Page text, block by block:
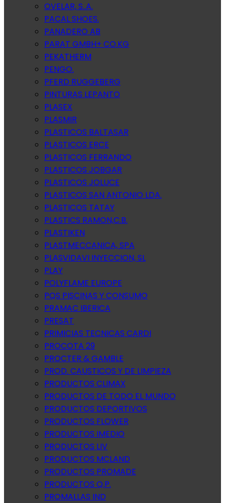
OVELAR, S..A.
PACAL SHOES.
PANADERO AB
PARAT GMBH+ CO.KG
PEKATHERM
PENGO.
PFERD RUGGEBERG
PINTURAS LEPANTO
PLASEX
PLASMIR
PLASTICOS BALTASAR
PLASTICOS ERCE
PLASTICOS FERRANDO
PLASTICOS JOBGAR
PLASTICOS JOLUCE
PLASTICOS SAN ANTONIO LDA.
PLASTICOS TATAY
PLASTICS RAMON,C.B.
PLASTIKEN
PLASTMECCANICA, SPA
PLASVIDAVI INYECCION, SL
PLAY
POLYFLAME EUROPE
PQS PISCINAS Y CONSUMO
PRAMAC IBERICA
PRESAT
PRIMICIAS TECNICAS CARDI
PROCOTA 29
PROCTER & GAMBLE
PROD. CAUSTICOS Y DE LIMPIEZA
PRODUCTOS CLIMAX
PRODUCTOS DE TODO EL MUNDO
PRODUCTOS DEPORTIVOS
PRODUCTOS FLOWER
PRODUCTOS IMEDIO
PRODUCTOS LIV
PRODUCTOS MCLAND
PRODUCTOS PROMADE
PRODUCTOS Q.P.
PROMALLAS IND